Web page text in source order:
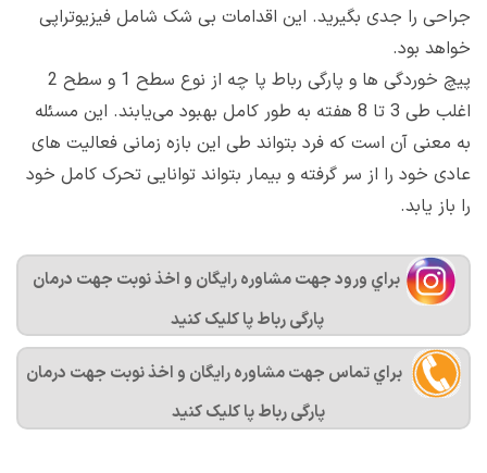
جراحی را جدی بگیرید. این اقدامات بی شک شامل فیزیوتراپی
خواهد بود.
پیچ خوردگی ها و پارگی رباط پا چه از نوع سطح 1 و سطح 2
اغلب طی 3 تا 8 هفته به طور کامل بهبود می‌یابند. این مسئله
به معنی آن است که فرد بتواند طی این بازه زمانی فعالیت های
عادی خود را از سر گرفته و بیمار بتواند توانایی تحرک کامل خود
را باز یابد.
براي ورود جهت مشاوره رايگان و اخذ نوبت جهت درمان
پارگی رباط پا کليک کنيد
براي تماس جهت مشاوره رايگان و اخذ نوبت جهت درمان
پارگی رباط پا کليک کنيد